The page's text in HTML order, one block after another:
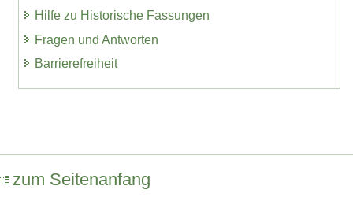
Hilfe zu Historische Fassungen
Fragen und Antworten
Barrierefreiheit
zum Seitenanfang